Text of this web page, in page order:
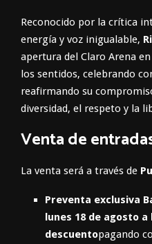
Reconocido por la crítica
energía y voz inigualable,
apertura del Claro Arena
los sentidos, celebrando
reafirmando su
diversidad, el respeto y la
Venta de
La venta será a través de
Preventa exclusiva
lunes 18 de agosto a
descuentopagando